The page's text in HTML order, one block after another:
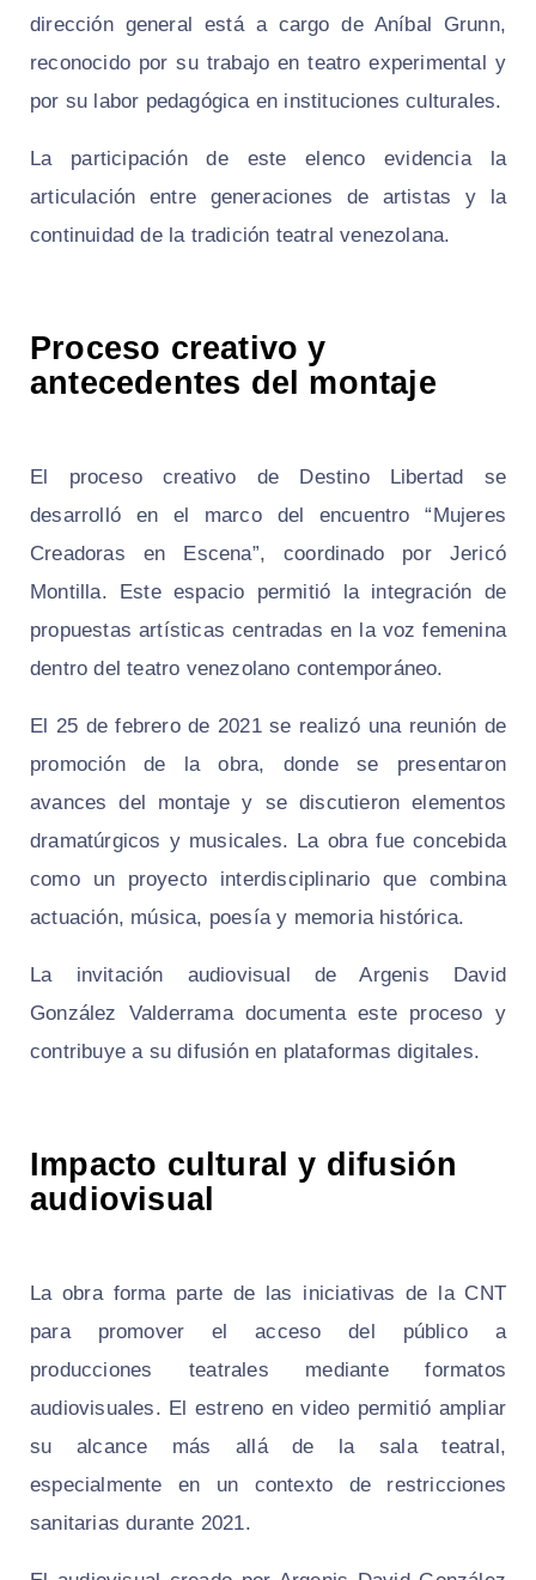
dirección general está a cargo de Aníbal Grunn,
reconocido por su trabajo en teatro experimental y
por su labor pedagógica en instituciones culturales.
La participación de este elenco evidencia la
articulación entre generaciones de artistas y la
continuidad de la tradición teatral venezolana.
Proceso creativo y
antecedentes del montaje
El proceso creativo de Destino Libertad
se
desarrolló en el marco del encuentro “Mujeres
Creadoras en Escena”, coordinado por Jericó
Montilla. Este espacio permitió la integración de
propuestas artísticas centradas en la voz femenina
dentro del teatro venezolano contemporáneo.
El 25 de febrero de 2021 se realizó una reunión de
promoción de la obra, donde se presentaron
avances del montaje y se discutieron elementos
dramatúrgicos y musicales. La obra fue concebida
como un proyecto interdisciplinario que combina
actuación, música, poesía y memoria histórica.
La invitación audiovisual de Argenis David
González Valderrama documenta este proceso y
contribuye a su difusión en plataformas digitales.
Impacto cultural y difusión
audiovisual
La obra forma parte de las iniciativas de la CNT
para promover el acceso del público a
producciones teatrales mediante formatos
audiovisuales. El estreno en video permitió ampliar
su alcance más allá de la sala teatral,
especialmente en un contexto de restricciones
sanitarias durante 2021.